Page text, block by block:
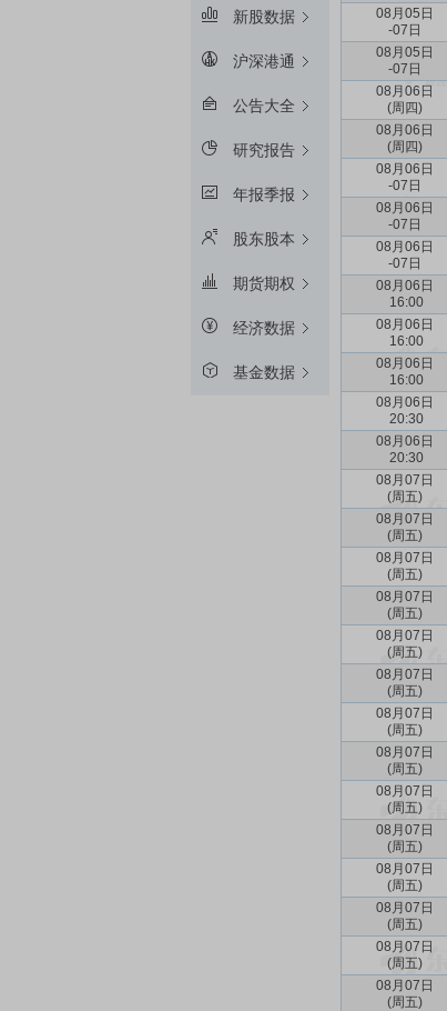
新股数据
沪深港通
公告大全
研究报告
年报季报
股东股本
期货期权
经济数据
基金数据
08月05日
-07日
08月05日
-07日
08月06日
(周四)
08月06日
(周四)
08月06日
-07日
08月06日
-07日
08月06日
-07日
08月06日
16:00
08月06日
16:00
08月06日
16:00
08月06日
20:30
08月06日
20:30
08月07日
(周五)
08月07日
(周五)
08月07日
(周五)
08月07日
(周五)
08月07日
(周五)
08月07日
(周五)
08月07日
(周五)
08月07日
(周五)
08月07日
(周五)
08月07日
(周五)
08月07日
(周五)
08月07日
(周五)
08月07日
(周五)
08月07日
(周五)